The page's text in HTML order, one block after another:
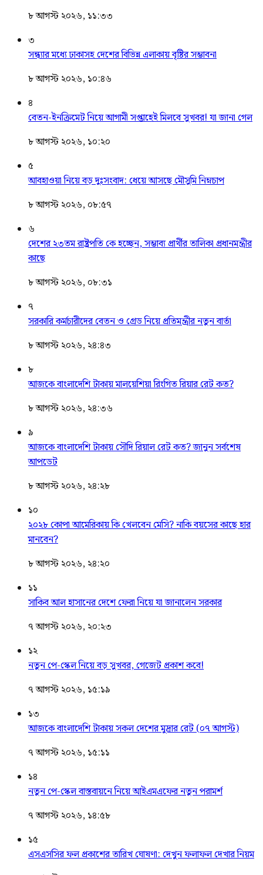
৮ আগস্ট ২০২৬, ১১:৩৩
৩
সন্ধ্যার মধ্যে ঢাকাসহ দেশের বিভিন্ন এলাকায় বৃষ্টির সম্ভাবনা
৮ আগস্ট ২০২৬, ১০:৪৬
৪
বেতন-ইনক্রিমেট নিয়ে আগামী সপ্তাহেই মিলবে সুখবর! যা জানা গেল
৮ আগস্ট ২০২৬, ১০:২০
৫
আবহাওয়া নিয়ে বড় দুঃসংবাদ: ধেয়ে আসছে মৌসুমি নিম্নচাপ
৮ আগস্ট ২০২৬, ০৮:৫৭
৬
দেশের ২৩তম রাষ্ট্রপতি কে হচ্ছেন, সম্ভাব্য প্রার্থীর তালিকা প্রধানমন্ত্রীর
কাছে
৮ আগস্ট ২০২৬, ০৮:৩১
৭
সরকারি কর্মচারীদের বেতন ও গ্রেড নিয়ে প্রতিমন্ত্রীর নতুন বার্তা
৮ আগস্ট ২০২৬, ২৪:৪৩
৮
আজকে বাংলাদেশি টাকায় মালয়েশিয়া রিংগিত রিয়ার রেট কত?
৮ আগস্ট ২০২৬, ২৪:৩৬
৯
আজকে বাংলাদেশি টাকায় সৌদি রিয়াল রেট কত? জানুন সর্বশেষ
আপডেট
৮ আগস্ট ২০২৬, ২৪:২৮
১০
২০২৮ কোপা আমেরিকায় কি খেলবেন মেসি? নাকি বয়সের কাছে হার
মানবেন?
৮ আগস্ট ২০২৬, ২৪:২০
১১
সাকিব আল হাসানের দেশে ফেরা নিয়ে যা জানালেন সরকার
৭ আগস্ট ২০২৬, ২০:২৩
১২
নতুন পে-স্কেল নিয়ে বড় সুখবর, গেজেট প্রকাশ কবে!
৭ আগস্ট ২০২৬, ১৫:১৯
১৩
আজকে বাংলাদেশি টাকায় সকল দেশের মুদ্রার রেট (০৭ আগস্ট)
৭ আগস্ট ২০২৬, ১৫:১১
১৪
নতুন পে-স্কেল বাস্তবায়নে নিয়ে আইএমএফের নতুন পরামর্শ
৭ আগস্ট ২০২৬, ১৪:৫৮
১৫
এসএসসির ফল প্রকাশের তারিখ ঘোষণা: দেখুন ফলাফল দেখার নিয়ম